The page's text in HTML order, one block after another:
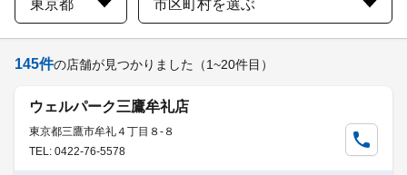
東京都 市区町村を選ぶ
145件の店舗が見つかりました （1~20件目）
ウェルパーク三鷹牟礼店
東京都三鷹市牟礼４丁目８-８
TEL: 0422-76-5578